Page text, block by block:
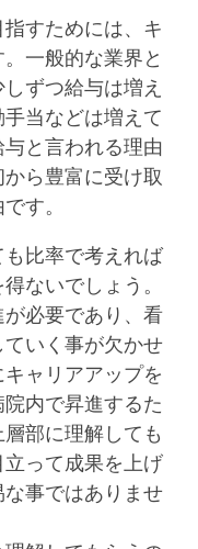
すためには、キ
一般的な業界と
ずつ給与は増え
当などは増えて
と言われる理由
ら豊富に受け取
す。
比率で考えれば
ないでしょう。
必要であり、看
いく事が欠かせ
ャリアアップを
内で昇進するた
部に理解しても
って成果を上げ
事ではありませ